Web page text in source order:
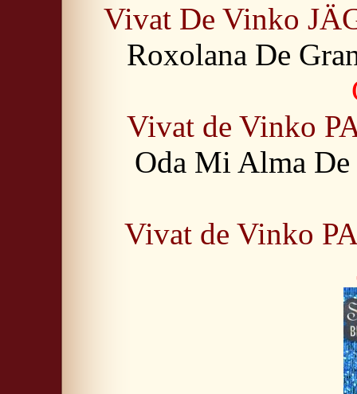
Vivat De Vinko
Roxolana De
Vivat de Vinko
Oda Mi Alma
Vivat de Vinko